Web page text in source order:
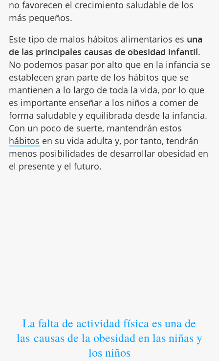
no favorecen el crecimiento saludable de los
más pequeños.
Este tipo de malos hábitos alimentarios es una
de las principales causas de obesidad infantil.
No podemos pasar por alto que en la infancia se
establecen gran parte de los hábitos que se
mantienen a lo largo de toda la vida, por lo que
es importante enseñar a los niños a comer de
forma saludable y equilibrada desde la infancia.
Con un poco de suerte, mantendrán estos
hábitos en su vida adulta y, por tanto, tendrán
menos posibilidades de desarrollar obesidad en
el presente y el futuro.
La falta de actividad física es una de
las causas de la obesidad en las niñas y
los niños